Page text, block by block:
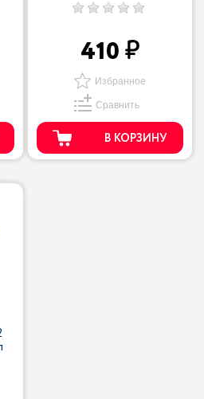
410
Избранное
Сравнить
В КОРЗИНУ